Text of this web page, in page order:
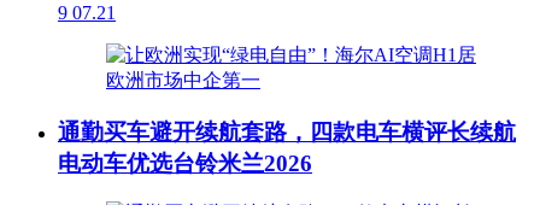
9 07.21
通勤买车避开续航套路，四款电车横评长续航
电动车优选台铃米兰2026